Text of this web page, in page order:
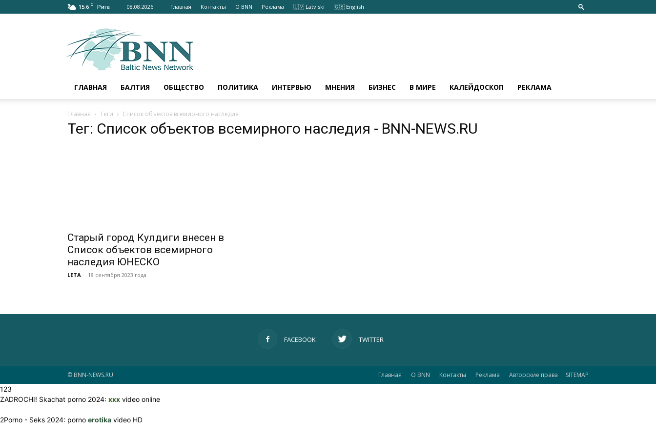
15.6 C Рига 08.08.2026 Главная Контакты О BNN Реклама 🇱🇻 Latviski 🇬🇧 English
bnn-
news.ru
–
АКТУАЛЬНО
О
БАЛТИИ
ГЛАВНАЯ БАЛТИЯ ОБЩЕСТВО ПОЛИТИКА ИНТЕРВЬЮ МНЕНИЯ БИЗНЕС В МИРЕ КАЛЕЙДОСКОП РЕКЛАМА
Главная Теги Список объектов всемирного наследия
Тег: Список объектов всемирного наследия - BNN-NEWS.RU
Старый город Кулдиги внесен в
Список объектов всемирного
наследия ЮНЕСКО
LETA - 18 сентября 2023 года
FACEBOOK TWITTER
Главная О BNN Контакты Реклама Авторские права SITEMAP
© BNN-NEWS.RU
123
ZADROCHI! Skachat porno 2024: xxx video online
2Porno - Seks 2024: porno erotika video HD